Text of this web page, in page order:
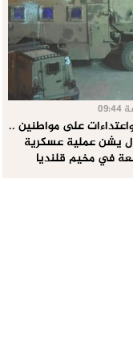
على مواطنين ..
يشن عملية عسكرية
في مخيم قلنديا